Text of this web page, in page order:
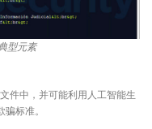
型元素
件中，并可能利用人工智能生
标准。